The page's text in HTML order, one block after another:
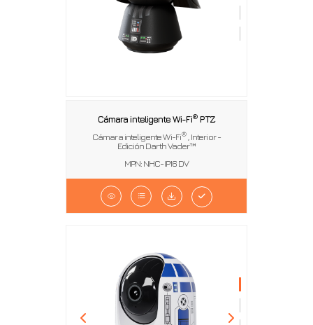
Cámara inteligente Wi-Fi®PTZ
Cámara inteligente Wi-Fi®, Interior -
Edición Darth Vader™
MPN: NHC-IP16 DV